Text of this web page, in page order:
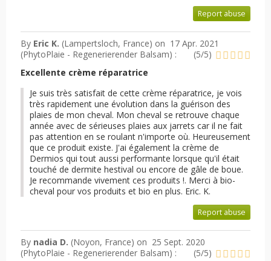
Report abuse
By Eric K. (Lampertsloch, France) on 17 Apr. 2021
(PhytoPlaie - Regenerierender Balsam) : (5/5)
Excellente crème réparatrice
Je suis très satisfait de cette crème réparatrice, je vois
très rapidement une évolution dans la guérison des
plaies de mon cheval. Mon cheval se retrouve chaque
année avec de sérieuses plaies aux jarrets car il ne fait
pas attention en se roulant n'importe où. Heureusement
que ce produit existe. J'ai également la crème de
Dermios qui tout aussi performante lorsque qu'il était
touché de dermite hestival ou encore de gâle de boue.
Je recommande vivement ces produits !. Merci à bio-
cheval pour vos produits et bio en plus. Eric. K.
Report abuse
By nadia D. (Noyon, France) on 25 Sept. 2020
(PhytoPlaie - Regenerierender Balsam) : (5/5)